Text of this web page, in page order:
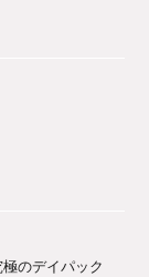
のデイパック